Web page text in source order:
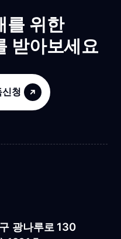
를 위한
받아보세요
신청
광나루로 130